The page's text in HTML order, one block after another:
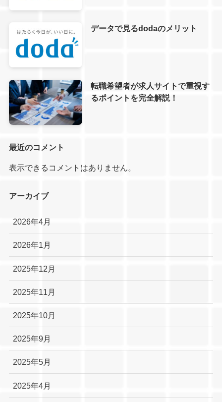
データで見るdodaのメリット
転職希望者が求人サイトで重視す
るポイントを完全解説！
最近のコメント
表示できるコメントはありません。
アーカイブ
2026年4月
2026年1月
2025年12月
2025年11月
2025年10月
2025年9月
2025年5月
2025年4月